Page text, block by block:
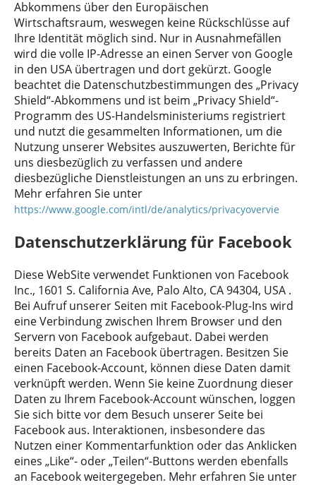
Abkommens über den Europäischen
Wirtschaftsraum, weswegen keine Rückschlüsse auf
Ihre Identität möglich sind. Nur in Ausnahmefällen
wird die volle IP-Adresse an einen Server von Google
in den USA übertragen und dort gekürzt. Google
beachtet die Datenschutzbestimmungen des „Privacy
Shield“-Abkommens und ist beim „Privacy Shield“-
Programm des US-Handelsministeriums registriert
und nutzt die gesammelten Informationen, um die
Nutzung unserer Websites auszuwerten, Berichte für
uns diesbezüglich zu verfassen und andere
diesbezügliche Dienstleistungen an uns zu erbringen.
Mehr erfahren Sie unter
https://www.google.com/intl/de/analytics/privacyovervie
Datenschutzerklärung für Facebook
Diese WebSite verwendet Funktionen von Facebook
Inc., 1601 S. California Ave, Palo Alto, CA 94304, USA .
Bei Aufruf unserer Seiten mit Facebook-Plug-Ins wird
eine Verbindung zwischen Ihrem Browser und den
Servern von Facebook aufgebaut. Dabei werden
bereits Daten an Facebook übertragen. Besitzen Sie
einen Facebook-Account, können diese Daten damit
verknüpft werden. Wenn Sie keine Zuordnung dieser
Daten zu Ihrem Facebook-Account wünschen, loggen
Sie sich bitte vor dem Besuch unserer Seite bei
Facebook aus. Interaktionen, insbesondere das
Nutzen einer Kommentarfunktion oder das Anklicken
eines „Like“- oder „Teilen“-Buttons werden ebenfalls
an Facebook weitergegeben. Mehr erfahren Sie unter